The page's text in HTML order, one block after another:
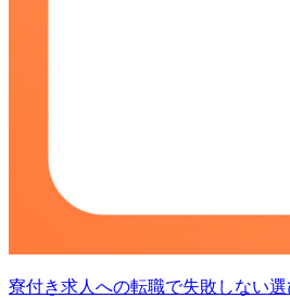
寮付き求人への転職で失敗しない